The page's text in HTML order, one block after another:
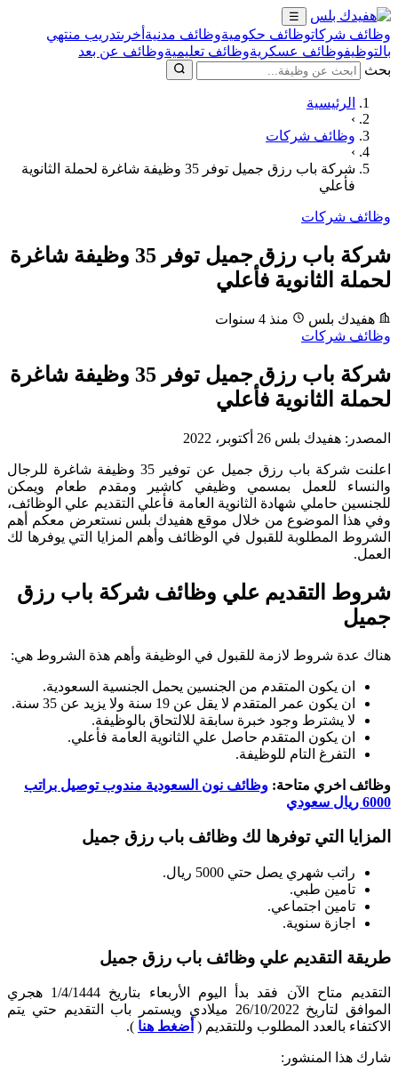
☰
وظائف شركاتوظائف حكوميةوظائف مدنية أخرىتدريب منتهي
بالتوظيفوظائف عسكريةوظائف تعليميةوظائف عن بعد
بحث
الرئيسية
›
وظائف شركات
›
شركة باب رزق جميل توفر 35 وظيفة شاغرة لحملة الثانوية
فأعلي
وظائف شركات
شركة باب رزق جميل توفر 35 وظيفة شاغرة
لحملة الثانوية فأعلي
هفيدك بلس
منذ 4 سنوات
وظائف شركات
شركة باب رزق جميل توفر 35 وظيفة شاغرة
لحملة الثانوية فأعلي
المصدر: هفيدك بلس 26 أكتوبر، 2022
اعلنت شركة باب رزق جميل عن توفير 35 وظيفة شاغرة للرجال
والنساء للعمل بمسمي وظيفي كاشير ومقدم طعام ويمكن
للجنسين حاملي شهادة الثانوية العامة فأعلي التقديم علي الوظائف،
وفي هذا الموضوع من خلال موقع هفيدك بلس نستعرض معكم أهم
الشروط المطلوبة للقبول في الوظائف وأهم المزايا التي يوفرها لك
العمل.
شروط التقديم علي وظائف شركة باب رزق
جميل
هناك عدة شروط لازمة للقبول في الوظيفة وأهم هذة الشروط هي:
ان يكون المتقدم من الجنسين يحمل الجنسية السعودية.
ان يكون عمر المتقدم لا يقل عن 19 سنة ولا يزيد عن 35 سنة.
لا يشترط وجود خبرة سابقة للالتحاق بالوظيفة.
ان يكون المتقدم حاصل علي الثانوية العامة فأعلي.
التفرغ التام للوظيفة.
وظائف اخري متاحة: وظائف نون السعودية مندوب توصيل براتب
6000 ريال سعودي
المزايا التي توفرها لك وظائف باب رزق جميل
راتب شهري يصل حتي 5000 ريال.
تامين طبي.
تامين اجتماعي.
اجازة سنوية.
طريقة التقديم علي وظائف باب رزق جميل
التقديم متاح الآن فقد بدأ اليوم الأربعاء بتاريخ 1/4/1444 هجري
الموافق لتاريخ 26/10/2022 ميلادي ويستمر باب التقديم حتي يتم
الاكتفاء بالعدد المطلوب وللتقديم ( أضغط هنا ).
شارك هذا المنشور: